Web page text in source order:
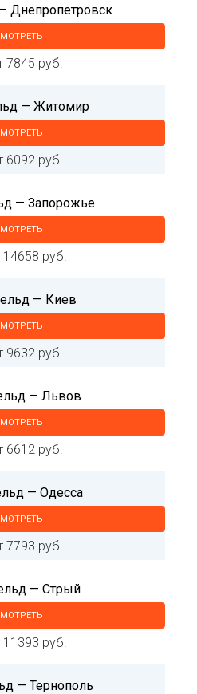
Днепропетровск
7845 руб.
— Житомир
6092 руб.
— Запорожье
14658 руб.
— Киев
9632 руб.
— Львов
6612 руб.
— Одесса
7793 руб.
— Стрый
11393 руб.
— Тернополь